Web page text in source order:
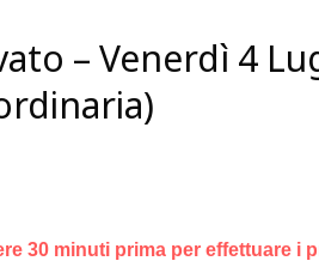
– Venerdì 4
30 minuti prima per effettuare i